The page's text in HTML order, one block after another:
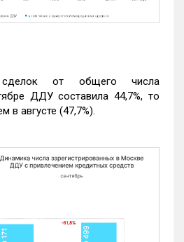
от общего числа
ДДУ составила 44,7%, то
в августе (47,7%).